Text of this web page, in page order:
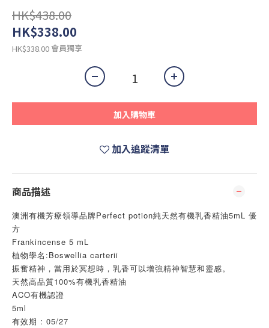
HK$438.00
HK$338.00
HK$338.00會員獨享
加入購物車
加入追蹤清單
商品描述
澳洲有機芳療領導品牌Perfect potion純天然有機乳香精油5mL 優
方
Frankincense 5 mL
植物學名:Boswellia carterii
振奮精神，當用於冥想時，乳香可以增強精神智慧和靈感。
天然高品質100%有機乳香精油
ACO有機認證
5ml
有效期 : 05/27